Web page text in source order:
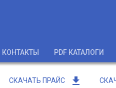
КОНТАКТЫ PDF КАТАЛОГИ
СКАЧАТЬ ПРАЙС get_app